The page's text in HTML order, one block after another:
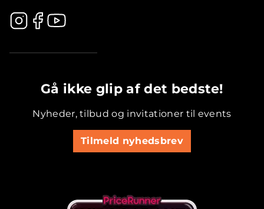
Gå ikke glip af det bedste!
Nyheder, tilbud og invitationer til events
Tilmeld nyhedsbrev